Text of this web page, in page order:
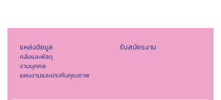
แหล่งข้อมูล
คลังและพัสดุ
งานบุคคล
แผนงานและประกันคุณภาพ
รับสมัครงาน